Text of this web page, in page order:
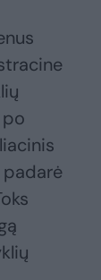
padarė